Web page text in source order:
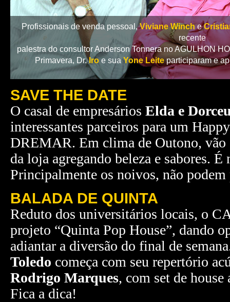
Profissionais de venda pessoal,Viviane Winche
recente
palestra do consultor Anderson Tonnera no AGULHON
Primavera, Dr.Iroe suaYone Leiteparticiparam e
SAVE THE DATE
O casal de empresários Elda e
interessantes parceiros para um
DREMAR. Em clima de Outono, vão
da loja agregando beleza e sabores.
Principalmente os noivos, não
BALADA DE QUINTA
Reduto dos universitários locais, o
projeto “Quinta Pop House”, dando
adiantar a diversão do final de
Toledo começa com seu repertório
Rodrigo Marques, com set de house
Fica a dica!